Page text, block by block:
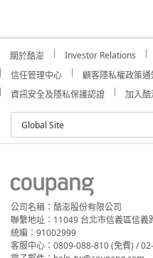
關於酷澎 Investor Relations
信任管理中心
顧客隱私權政策通
資訊安全及隱私保護認證
加入
Global Site
公司名稱：酷澎股份有限公司
聯繫地址：11049 台北市信義區信義
統編：91002999
客服中心：0809-088-810 (免費) /